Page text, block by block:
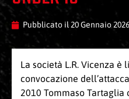
Pubblicato il 20 Gennaio 2026
La società L.R. Vicenza
convocazione
2010 Tommaso